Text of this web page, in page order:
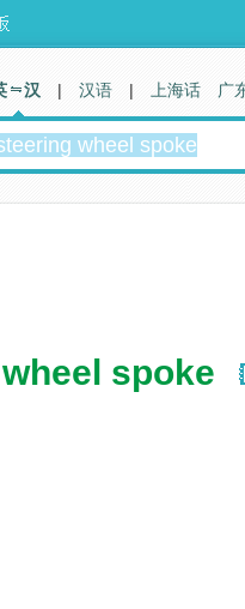
spoke
汉 | 汉语 | 上海话 广